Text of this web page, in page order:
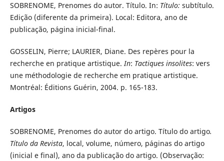
SOBRENOME, Prenomes do autor. Título. In: Título: subtítulo.
Edição (diferente da primeira). Local: Editora, ano de
publicação, página inicial-final.
GOSSELIN, Pierre; LAURIER, Diane. Des repères pour la
recherche en pratique artistique.In: Tactiques insolites: vers
une méthodologie de recherche em pratique artistique.
Montréal: Éditions Guérin, 2004. p. 165-183.
Artigos
SOBRENOME, Prenomes do autor do artigo. Título do artigo.
Título da Revista, local, volume, número, páginas do artigo
(inicial e final), ano da publicação do artigo. (Observação: